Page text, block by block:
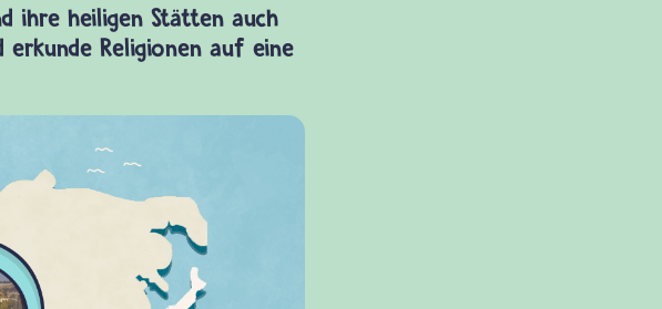
ihre heiligen Stätten auch
Religionen auf eine